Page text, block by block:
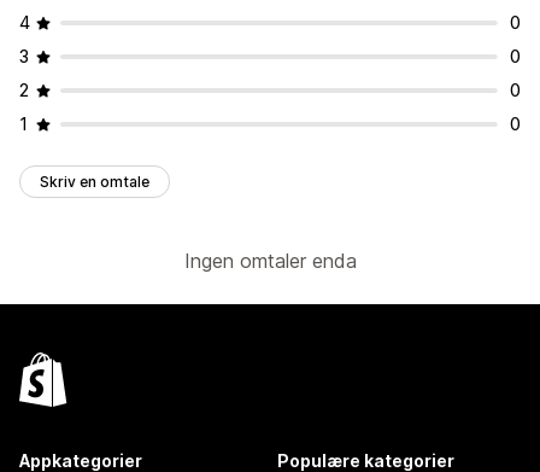
4
0
3
0
2
0
1
0
Skriv en omtale
Ingen omtaler enda
Appkategorier Populære kategorier